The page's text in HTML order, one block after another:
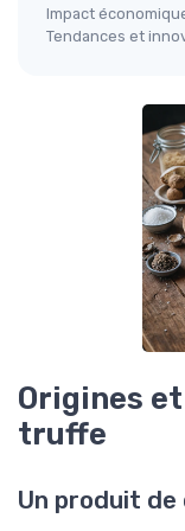
Impact
Tendances et
Origines
truffe
Un produit